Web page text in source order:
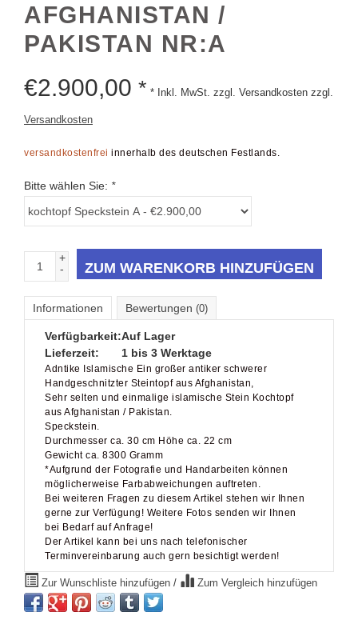
AFGHANISTAN /
PAKISTAN NR:A
€2.900,00 * * Inkl. MwSt. zzgl. Versandkosten zzgl.
Versandkosten
versandkostenfrei innerhalb des deutschen Festlands.
Bitte wählen Sie: *
+
-
ZUM WARENKORB HINZUFÜGEN
Informationen Bewertungen (0)
Verfügbarkeit:Auf Lager
Lieferzeit:
1 bis 3 Werktage
Adntike Islamische Ein großer antiker schwerer
Handgeschnitzter Steintopf aus Afghanistan,
Sehr selten und einmalige islamische Stein Kochtopf
aus Afghanistan / Pakistan.
Speckstein.
Durchmesser ca. 30 cm Höhe ca. 22 cm
Gewicht ca. 8300 Gramm
*Aufgrund der Fotografie und Handarbeiten können
möglicherweise Farbabweichungen auftreten.
Bei weiteren Fragen zu diesem Artikel stehen wir Ihnen
gerne zur Verfügung! Weitere Fotos senden wir Ihnen
bei Bedarf auf Anfrage!
Der Artikel kann bei uns nach telefonischer
Terminvereinbarung auch gern besichtigt werden!
Zur Wunschliste hinzufügen / Zum Vergleich hinzufügen